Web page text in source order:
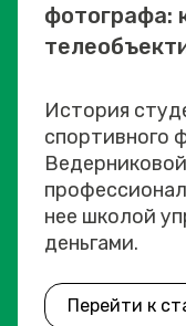
фотографа:
История
спортивного
нее школой
деньгами.
Перейти к